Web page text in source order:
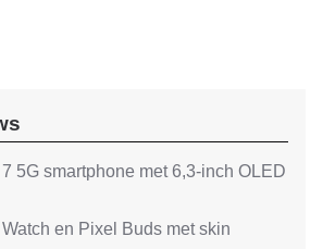
5G smartphone met 6,3-inch OLED
en Pixel Buds met skin